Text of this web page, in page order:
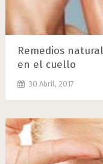
Remedios
en el cuello
30 Abril, 2017